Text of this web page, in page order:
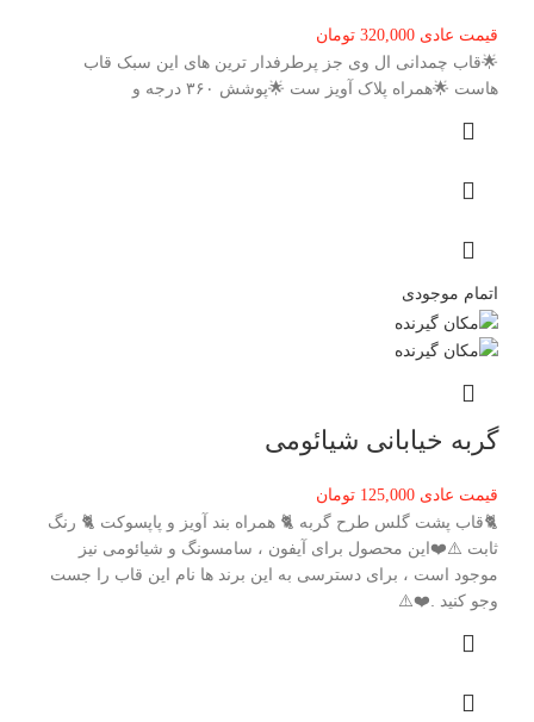
قیمت عادی 320,000 تومان
🌟قاب چمدانی ال وی جز پرطرفدار ترین های این سبک قاب
هاست 🌟همراه پلاک آویز ست 🌟پوشش ۳۶۰ درجه و
اتمام موجودی
گربه خیابانی شیائومی
قیمت عادی 125,000 تومان
🐈قاب پشت گلس طرح گربه 🐈 همراه بند آویز و پاپسوکت 🐈 رنگ
ثابت ⚠️❤️این محصول برای آیفون ، سامسونگ و شیائومی نیز
موجود است ، برای دسترسی به این برند ها نام این قاب را جست
وجو کنید .❤️⚠️